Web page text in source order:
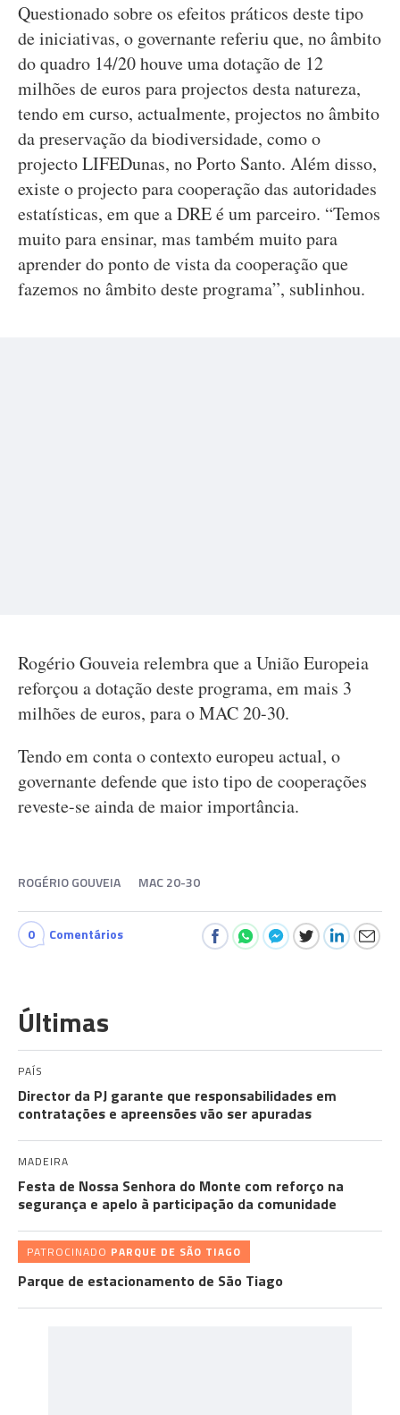
Questionado sobre os efeitos práticos deste tipo
de iniciativas, o governante referiu que, no âmbito
do quadro 14/20 houve uma dotação de 12
milhões de euros para projectos desta natureza,
tendo em curso, actualmente, projectos no âmbito
da preservação da biodiversidade, como o
projecto LIFEDunas, no Porto Santo. Além disso,
existe o projecto para cooperação das autoridades
estatísticas, em que a DRE é um parceiro. “Temos
muito para ensinar, mas também muito para
aprender do ponto de vista da cooperação que
fazemos no âmbito deste programa”, sublinhou.
Rogério Gouveia relembra que a União Europeia
reforçou a dotação deste programa, em mais 3
milhões de euros, para o MAC 20-30.
Tendo em conta o contexto europeu actual, o
governante defende que isto tipo de cooperações
reveste-se ainda de maior importância.
ROGÉRIO GOUVEIA MAC 20-30
0 Comentários
Últimas
PAÍS
Director da PJ garante que responsabilidades em
contratações e apreensões vão ser apuradas
MADEIRA
Festa de Nossa Senhora do Monte com reforço na
segurança e apelo à participação da comunidade
PATROCINADO PARQUE DE SÃO TIAGO
Parque de estacionamento de São Tiago